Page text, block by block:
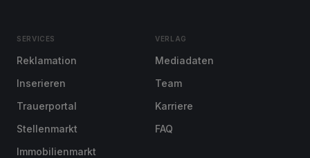
SERVICES
Reklamation
Inserieren
Trauerportal
Stellenmarkt
Immobilienmarkt
VERLAG
Mediadaten
Team
Karriere
FAQ